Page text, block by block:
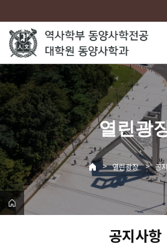
로
메
뉴
열린광
> 열린광장 > 공
공지사항